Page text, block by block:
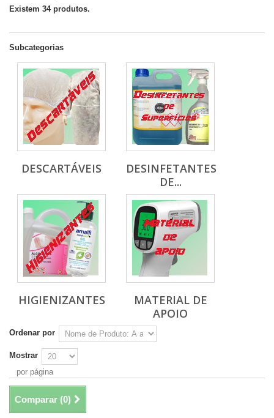
Existem 34 produtos.
Subcategorias
DESCARTÁVEIS
DESINFETANTES
DE...
HIGIENIZANTES
MATERIAL DE
APOIO
Ordenar por
Mostrar
por página
Comparar (0)